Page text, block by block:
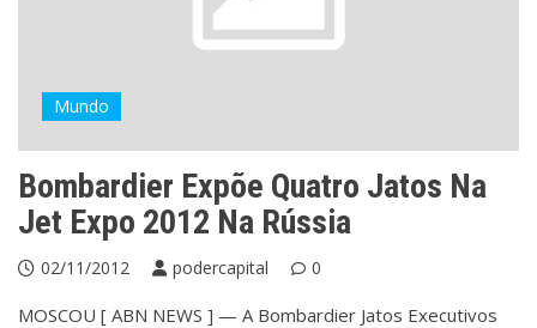
Mundo
Bombardier Expõe Quatro Jatos Na
Jet Expo 2012 Na Rússia
02/11/2012 podercapital 0
MOSCOU [ ABN NEWS ] — A Bombardier Jatos Executivos